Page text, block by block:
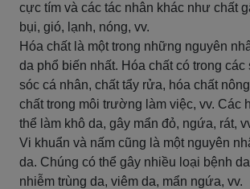
cực tím và các tác nhân khác như chất
bụi, gió, lạnh, nóng, vv.
Hóa chất là một trong những nguyên
da phổ biến nhất. Hóa chất có trong các
sóc cá nhân, chất tẩy rửa, hóa chất
chất trong môi trường làm việc, vv. Các
thể làm khô da, gây mẩn đỏ, ngứa, rát,
Vi khuẩn và nấm cũng là một nguyên
da. Chúng có thể gây nhiều loại bệnh
nhiễm trùng da, viêm da, mẩn ngứa, vv.